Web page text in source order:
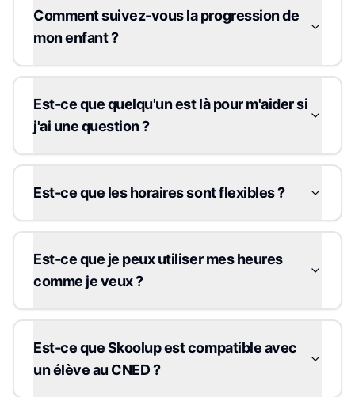
Comment suivez-vous la progression de
mon enfant ?
Est-ce que quelqu'un est là pour m'aider si
j'ai une question ?
Est-ce que les horaires sont flexibles ?
Est-ce que je peux utiliser mes heures
comme je veux ?
Est-ce que Skoolup est compatible avec
un élève au CNED ?